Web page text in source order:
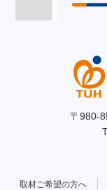
〒980-
取材ご希望の方へ